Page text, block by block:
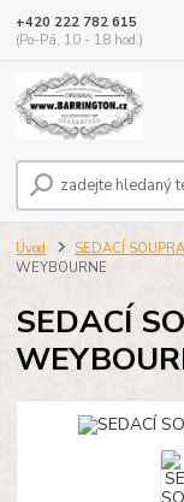
+420 222 782 615
(Po-Pá, 10 - 18 hod.)
Úvod SEDACÍ
WEYBOURNE
SEDACÍ